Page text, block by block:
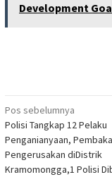
Development
Navigasi
pos
Pos sebelumnya
Polisi Tangkap 12 Pelaku
Penganianyaan,
Pengerusakan diDistrik
Kramomongga,1 Polisi